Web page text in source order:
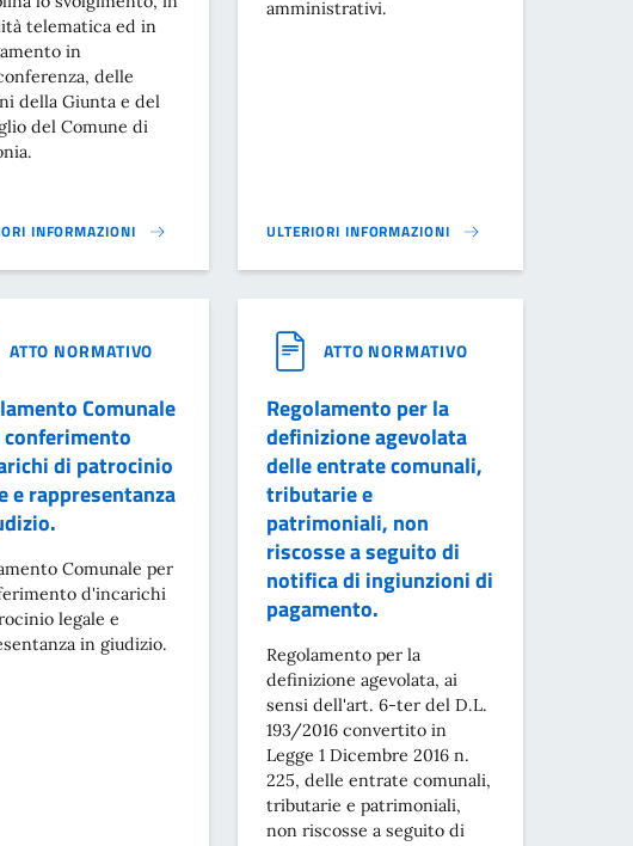
2023}
telematica ed in
in
delle
della Giunta e del
del Comune di
INFORMAZIONI
PER LO SVOLGIMENTO DELLE SEDUTE DELLA GIUNTA E DEL CONSIGLIO DEL
amministrativi.
ULTERIORI INFORMAZIONI
STATUTO COMUNALE}
ATTO NORMATIVO
Comunale
di patrocinio
e rappresentanza
Comunale per
d'incarichi
legale e
in giudizio.
ATTO NORMATIVO
Regolamento per la
definizione agevolata
delle entrate comunali,
tributarie e
patrimoniali, non
riscosse a seguito di
notifica di ingiunzioni di
pagamento.
Regolamento per la
definizione agevolata, ai
sensi dell'art. 6-ter del D.L.
193/2016 convertito in
Legge 1 Dicembre 2016 n.
225, delle entrate comunali,
tributarie e patrimoniali,
non riscosse a seguito di